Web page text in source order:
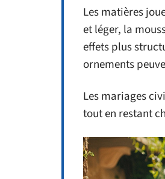
Les matières
et léger, la
effets plus
ornements
Les mariages
tout en restant